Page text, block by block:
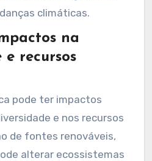
de políticas
incentivam
limpa e
e inovação. Portanto, a
uma estratégia eficaz
climáticas.
na